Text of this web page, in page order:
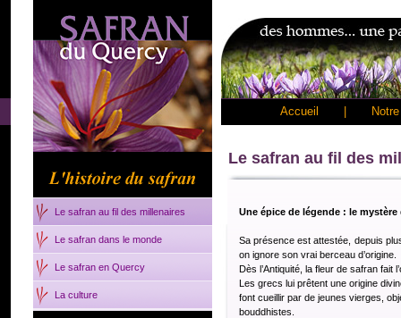
Accueil
Le safran au fil des millenaires
Le safran dans le monde
Le safran en Quercy
La culture
Le safran au fil des
Une épice de légende : le
Sa présence est attestée, depuis
on ignore son vrai berceau d’origine.
Dès l’Antiquité, la fleur de safran fait
Les grecs lui prêtent une origine
font cueillir par de jeunes vierges,
bouddhistes.